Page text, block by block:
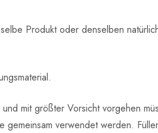
Produkt oder denselben
mit größter Vorsicht vorgehen
verwendet werden.